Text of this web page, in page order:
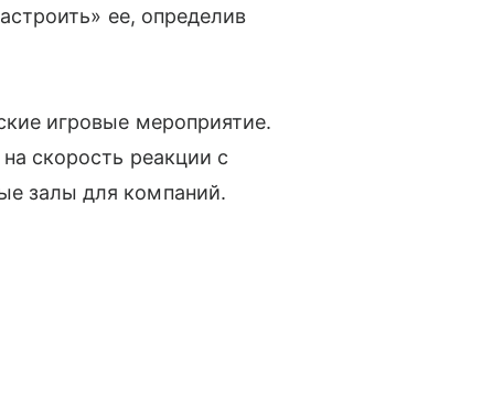
ее, определив
игровые мероприятие.
скорость реакции с
залы для компаний.